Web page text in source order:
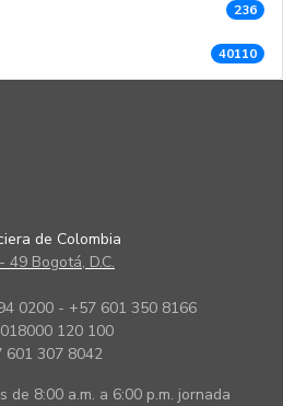
236
40110
de Colombia
49 Bogotá, D.C.
0200 - +57 601 350 8166
018000 120 100
601 307 8042
de 8:00 a.m. a 6:00 p.m. jornada